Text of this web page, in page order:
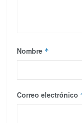
Nombre *
Correo electrónico